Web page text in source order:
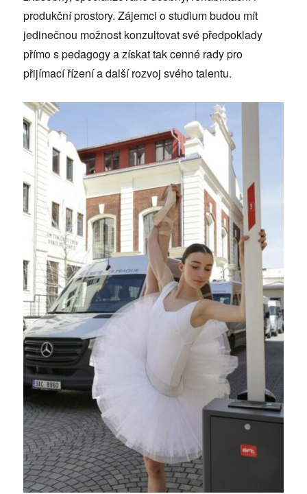
produkční prostory. Zájemci o studium budou mít
jedinečnou možnost konzultovat své předpoklady
přímo s pedagogy a získat tak cenné rady pro
přijímací řízení a další rozvoj svého talentu.